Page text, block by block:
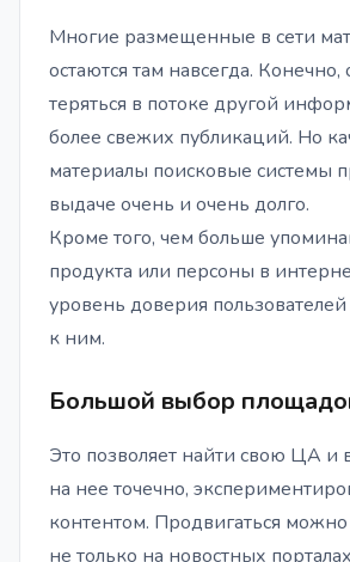
Многие размещенные в сети
остаются там навсегда. Конечно,
теряться в потоке другой
более свежих публикаций. Но
материалы поисковые системы
выдаче очень и очень долго.
Кроме того, чем больше
продукта или персоны в
уровень доверия пользователей
к ним.
Большой выбор
Это позволяет найти свою ЦА и
на нее точечно,
контентом. Продвигаться можно
не только на новостных